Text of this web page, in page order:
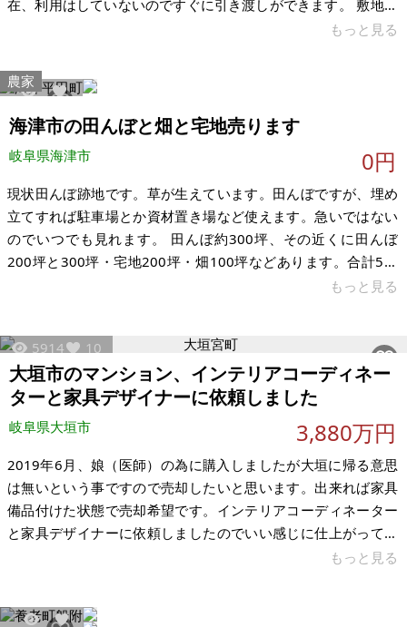
在、利用はしていないのですぐに引き渡しができます。 敷地内
に立て看板が3本立っています。年間で7万円の敷地料が入って
に広告主が決まっています。また敷地内に電柱が立っており、
こちらは1年で約3,000円の敷地料が入ってきます。収入がある
ので維持しやすいと思います。さらに空いている敷地を貸せば
収入は増えます。 交通量が多い国道に面しており、地元の方以
外にも車で来た観光客も
もっと見る
農家
海津市の田んぼと畑と宅地売ります
岐阜県海津市 0円
現状田んぼ跡地です。草が生えています。田んぼですが、埋め
立てすれば駐車場とか資材置き場など使えます。急いではない
のでいつでも見れます。 田んぼ約300坪、その近くに田んぼ
200坪と300坪・宅地200坪・畑100坪などあります。合計5筆
現況： 希望価格：1坪3万～5万円 ※現状有姿、および公簿売買
でのお取引きとなります。 ※田畑土地は、農地法が適用される
場合に、実質的な耕作能力の審査や書類の提出
もっと見る
5914 10
大垣市のマンション、インテリアコーディネー
ターと家具デザイナーに依頼しました
岐阜県大垣市 3,880万円
2019年6月、娘（医師）の為に購入しましたが大垣に帰る意思
は無いという事ですので売却したいと思います。出来れば家具
備品付けた状態で売却希望です。インテリアコーディネーター
と家具デザイナーに依頼しましたのでいい感じに仕上がってい
す。
もっと見る